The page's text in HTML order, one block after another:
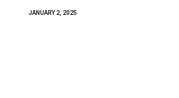
JANUARY 2, 2025